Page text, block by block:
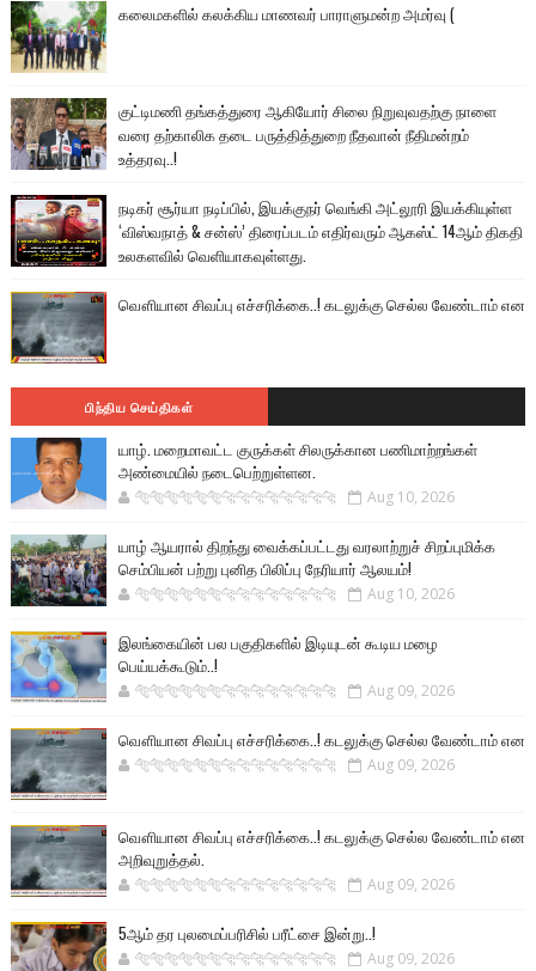
கலைமகளில் கலக்கிய மாணவர் பாராளுமன்ற அமர்வு (
குட்டிமணி தங்கத்துரை ஆகியோர் சிலை நிறுவுவதற்கு நாளை
வரை தற்காலிக தடை பருத்தித்துறை நீதவான் நீதிமன்றம்
உத்தரவு..!
நடிகர் சூர்யா நடிப்பில், இயக்குநர் வெங்கி அட்லூரி இயக்கியுள்ள
‘விஸ்வநாத் & சன்ஸ்’ திரைப்படம் எதிர்வரும் ஆகஸ்ட் 14ஆம் திகதி
உலகளவில் வெளியாகவுள்ளது.
வௌியான சிவப்பு எச்சரிக்கை..! கடலுக்கு செல்ல வேண்டாம் என
பிந்திய செய்திகள்
யாழ். மறைமாவட்ட குருக்கள் சிலருக்கான பணிமாற்றங்கள்
அண்மையில் நடைபெற்றுள்ளன.
🐅🐅🐅🐅🐅🐅🐆🐆🐆🐆🐆🐆🐆🐆 Aug 10, 2026
யாழ் ஆயரால் திறந்து வைக்கப்பட்டது வரலாற்றுச் சிறப்புமிக்க
செம்பியன் பற்று புனித பிலிப்பு நேரியார் ஆலயம்!
🐅🐅🐅🐅🐅🐅🐆🐆🐆🐆🐆🐆🐆🐆 Aug 10, 2026
இலங்கையின் பல பகுதிகளில் இடியுடன் கூடிய மழை
பெய்யக்கூடும்..!
🐅🐅🐅🐅🐅🐅🐆🐆🐆🐆🐆🐆🐆🐆 Aug 09, 2026
வௌியான சிவப்பு எச்சரிக்கை..! கடலுக்கு செல்ல வேண்டாம் என
🐅🐅🐅🐅🐅🐅🐆🐆🐆🐆🐆🐆🐆🐆 Aug 09, 2026
வௌியான சிவப்பு எச்சரிக்கை..! கடலுக்கு செல்ல வேண்டாம் என
அறிவுறுத்தல்.
🐅🐅🐅🐅🐅🐅🐆🐆🐆🐆🐆🐆🐆🐆 Aug 09, 2026
5ஆம் தர புலமைப்பரிசில் பரீட்சை இன்று..!
🐅🐅🐅🐅🐅🐅🐆🐆🐆🐆🐆🐆🐆🐆 Aug 09, 2026